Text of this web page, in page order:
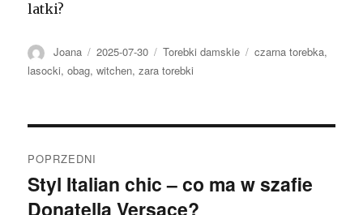
latki?
Autor
Joana Opublikowano
2025-07-30 Kategorie
Torebki damskie Tagi
czarna torebka,
lasocki,obag,witchen,zara torebki
wpisu
POPRZEDNI
Poprzedni
wpis:
Styl Italian chic – co ma w szafie
Donatella Versace?